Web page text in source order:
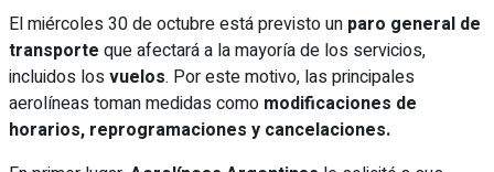
El miércoles 30 de octubre está previsto un paro general de
transporte que afectará a la mayoría de los servicios,
incluidos losvuelos. Por este motivo, las principales
aerolíneas toman medidas como modificaciones de
horarios, reprogramaciones y cancelaciones.